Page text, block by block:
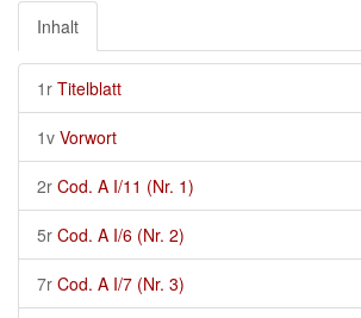
Inhalt
1r Titelblatt
1v Vorwort
2r Cod. A I/11 (Nr. 1)
5r Cod. A I/6 (Nr. 2)
7r Cod. A I/7 (Nr. 3)